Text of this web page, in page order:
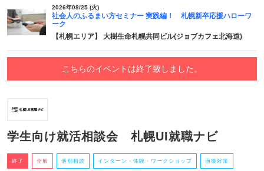
2026年08/25 (火)
社会人のふるまい方セミナー 実践編！ 札幌新卒応援ハローワ
ーク
【札幌エリア】 大樹生命札幌共同ビル(ジョブカフェ北海道)
こちらのイベントは終了致しました。
学生向け就活相談会 札幌UI就職ナビ
終了 全般 個別相談 インターン・体験・ワークショップ 面接対策